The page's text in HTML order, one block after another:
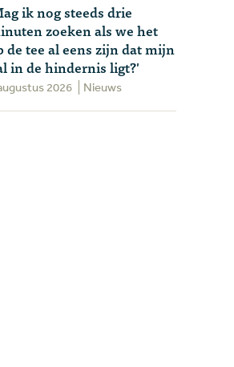
ik nog steeds drie
zoeken als we het
de tee al eens zijn dat mijn
in de hindernis ligt?'
2026 Nieuws